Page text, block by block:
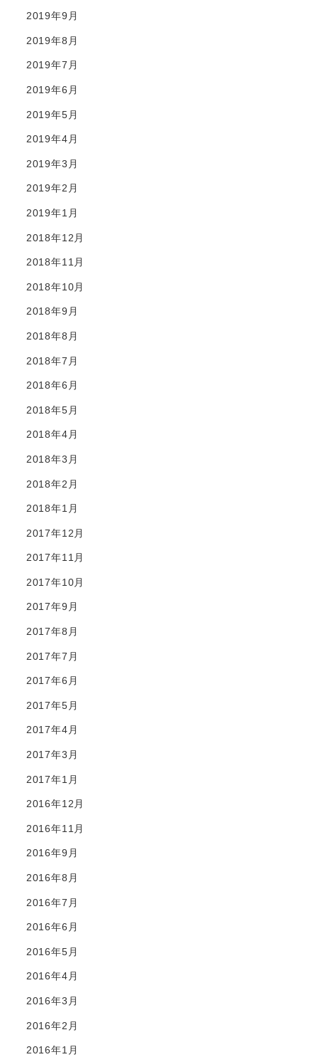
2019年9月
2019年8月
2019年7月
2019年6月
2019年5月
2019年4月
2019年3月
2019年2月
2019年1月
2018年12月
2018年11月
2018年10月
2018年9月
2018年8月
2018年7月
2018年6月
2018年5月
2018年4月
2018年3月
2018年2月
2018年1月
2017年12月
2017年11月
2017年10月
2017年9月
2017年8月
2017年7月
2017年6月
2017年5月
2017年4月
2017年3月
2017年1月
2016年12月
2016年11月
2016年9月
2016年8月
2016年7月
2016年6月
2016年5月
2016年4月
2016年3月
2016年2月
2016年1月